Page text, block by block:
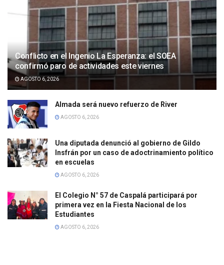
Conflicto en el Ingenio La Esperanza: el SOEA
confirmó paro de actividades este viernes
AGOSTO 6, 2026
Almada será nuevo refuerzo de River
AGOSTO 6, 2026
Una diputada denunció al gobierno de Gildo
Insfrán por un caso de adoctrinamiento político
en escuelas
AGOSTO 6, 2026
El Colegio N° 57 de Caspalá participará por
primera vez en la Fiesta Nacional de los
Estudiantes
AGOSTO 6, 2026